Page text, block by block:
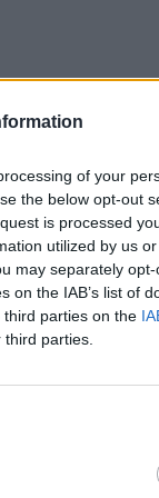
of your
the below opt-out
is processed
utilized by us
may separately
on the IAB’s list of
parties on the
parties.
το
είναι
σχέση με